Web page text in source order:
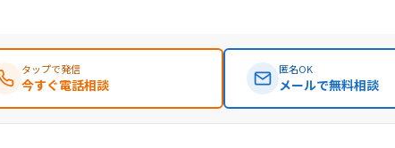
タップで発信
今すぐ電話相談
匿名OK
メールで無料相談